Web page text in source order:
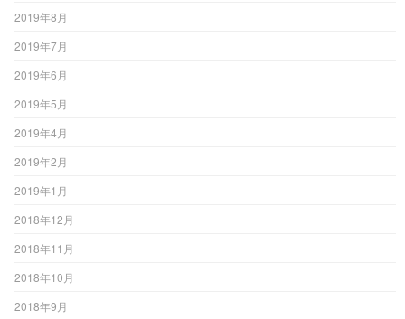
2019年8月
2019年7月
2019年6月
2019年5月
2019年4月
2019年2月
2019年1月
2018年12月
2018年11月
2018年10月
2018年9月